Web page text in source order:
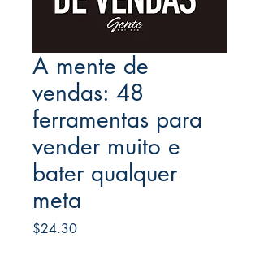
A mente de
vendas: 48
ferramentas para
vender muito e
bater qualquer
meta
$24.30Price